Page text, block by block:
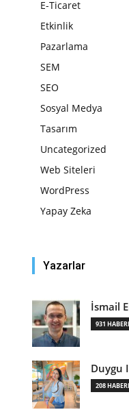
E-Ticaret
Etkinlik
Pazarlama
SEM
SEO
Sosyal Medya
Tasarım
Uncategorized
Web Siteleri
WordPress
Yapay Zeka
Yazarlar
İsmail
931
Duygu
208